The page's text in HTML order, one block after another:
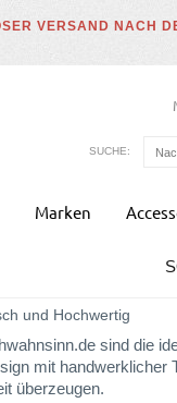
VERSAND NACH
SUCHE:
Marken
und Hochwertig
sind die
mit handwerklicher
überzeugen.